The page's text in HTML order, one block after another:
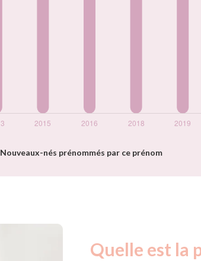
Nouveaux-nés prénommés par ce prénom
Quelle est la